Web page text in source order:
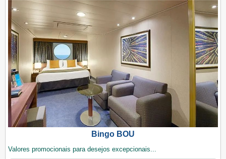
Bingo BOU
Valores promocionais para desejos excepcionais...